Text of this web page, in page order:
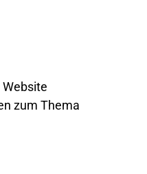
zum Thema